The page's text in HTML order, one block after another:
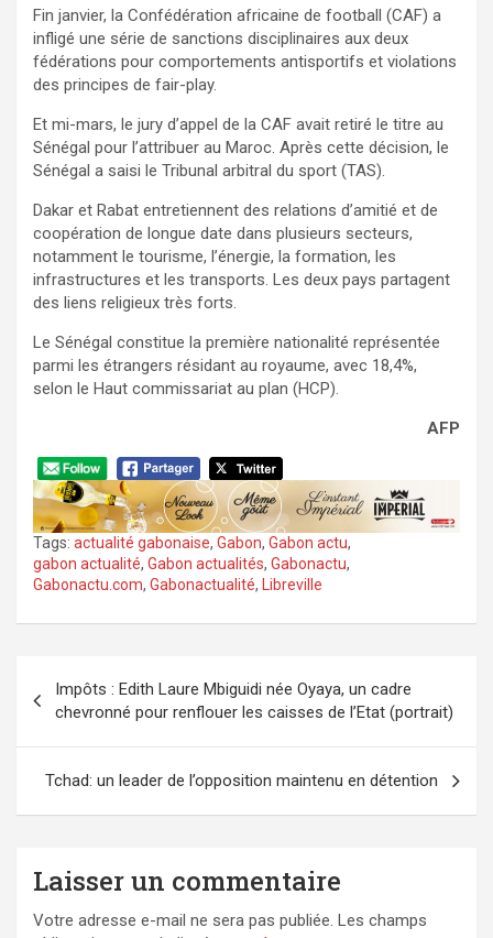
Fin janvier, la Confédération africaine de football (CAF) a
infligé une série de sanctions disciplinaires aux deux
fédérations pour comportements antisportifs et violations
des principes de fair-play.
Et mi-mars, le jury d’appel de la CAF avait retiré le titre au
Sénégal pour l’attribuer au Maroc. Après cette décision, le
Sénégal a saisi le Tribunal arbitral du sport (TAS).
Dakar et Rabat entretiennent des relations d’amitié et de
coopération de longue date dans plusieurs secteurs,
notamment le tourisme, l’énergie, la formation, les
infrastructures et les transports. Les deux pays partagent
des liens religieux très forts.
Le Sénégal constitue la première nationalité représentée
parmi les étrangers résidant au royaume, avec 18,4%,
selon le Haut commissariat au plan (HCP).
AFP
Tags: actualité gabonaise, Gabon, Gabon actu,
gabon actualité, Gabon actualités, Gabonactu,
Gabonactu.com, Gabonactualité, Libreville
de
l’article
Impôts : Edith Laure Mbiguidi née Oyaya, un cadre
chevronné pour renflouer les caisses de l’Etat (portrait)
Tchad: un leader de l’opposition maintenu en détention
Laisser un commentaire
Votre adresse e-mail ne sera pas publiée. Les champs